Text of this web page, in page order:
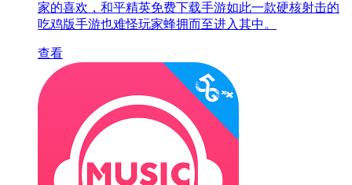
家的喜欢，和平精英免费下载手游如此一款硬核射击的
吃鸡版手游也难怪玩家蜂拥而至进入其中。
查看